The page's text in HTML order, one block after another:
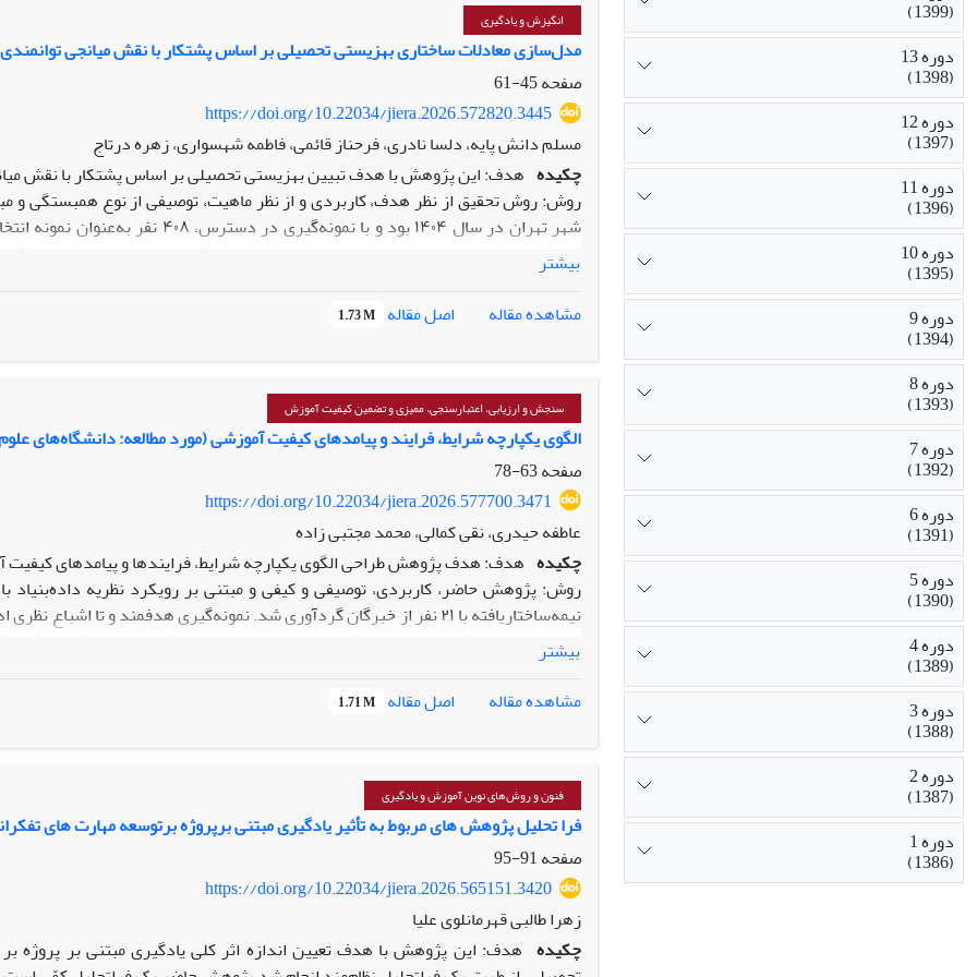
نتیجه‏گیری: بنابراین، می‌توان نتیجه گرفت که برنامه‌ی آموزشی هوپس بر
برنامه‌ی آموزشی به منظور کاهش تعلّل‌ورزی تحصیلی دانش‌آموزان تعلّل‌ورز در مدارس
انگیزش و یادگیری
مدل‌سازی معادلات ساختاری بهزیستی تحصیلی بر اساس پشتکار با نقش میانجی
صفحه45-61
https://doi.org/10.22034/jiera.2026.572820.3445
مسلم دانش پایه، دلسا نادری، فرحناز قائمی، فاطمه شهسواری، زهره درتاج
چکیده هدف: این پژوهش با هدف تبیین بهزیستی تحصیلی بر اساس پشتکار با نقش
روش: روش تحقیق از نظر هدف، کاربردی و از نظر ماهیت، توصیفی از نوع همبستگی و
شهر تهران در سال ۱۴۰۴ بود و با
گرفت.
یافته‏ ها: یافته‌ها نشان داد پشتکار اثر مستقیم و معناداری بر بهزیستی تحصیلی
بهزیستی تحصیلی ایفا می‌کند.
بیشتر
مشاهده مقاله
اصل مقاله 1.73 M
سنجش و ارزیابی، اعتبارسنجی، ممیزی و تضمین کیفیت آموزش
الگوی یکپارچه شرایط، فرایند و پیامدهای کیفیت آموزشی (مورد مطالعه: دانشگاه‌های
صفحه63-78
https://doi.org/10.22034/jiera.2026.577700.3471
عاطفه حیدری، نقی کمالی، محمد مجتبی زاده
چکیده هدف: هدف پژوهش طراحی الگوی یکپارچه شرایط، فرایندها و پیامدهای
نیمه‌ساختاریافته با ۲۱ نفر از خبرگان گردآوری شد. نمونه‌گیری هدفمند و
انجام شد. برای اطمینان از اعتبار یافته‌ها، از معیارهای اعتمادپذیری، انتقال‌پذیری،
کوهن 808/0 تأیید شد.
یافته‌ها: یافته‌ها نشان داد که کیفیت آموزشی پدیده‌ای چندبعدی، پویا و سیستمی است
آموزشی، یادگیری بالینی، حکمرانی آموزشی، آموزش دیجیتال، ارزیابی درونی،
و پیامدها را در بر می‌گیرد.
نتیجه‌گیری: تحقق کیفیت آموزشی در دانشگاه‌های علوم پزشکی مستلزم اتخاذ
فرایندی، ارزشی و پیامدی توجه داشته باشد. الگوی ارائه‌شده می‌تواند به‌عنوان
یادگیری بالینی و تقویت پاسخگویی اجتماعی مورد استفاده قرار گیرد.
بیشتر
مشاهده مقاله
اصل مقاله 1.71 M
فنون و روش‌های نوین آموزش و یادگیری
فرا تحلیل پژوهش های مربوط به تأثیر یادگیری مبتنی برپروژه برتوسعه مهارت های
صفحه91-95
https://doi.org/10.22034/jiera.2026.565151.3420
زهرا طالبی قهرمانلوی علیا
چکیده هدف: این پژوهش با هدف تعیین اندازه اثر کلی یادگیری مبتنی بر پروژه
(1399)
دوره 13
(1398)
دوره 12
(1397)
دوره 11
(1396)
دوره 10
(1395)
دوره 9
(1394)
دوره 8
(1393)
دوره 7
(1392)
دوره 6
(1391)
دوره 5
(1390)
دوره 4
(1389)
دوره 3
(1388)
دوره 2
(1387)
دوره 1
(1386)